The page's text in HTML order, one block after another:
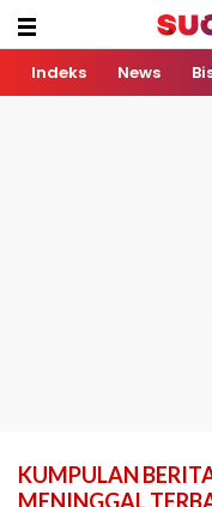
Indeks News
KUMPULAN
MENINGGAL